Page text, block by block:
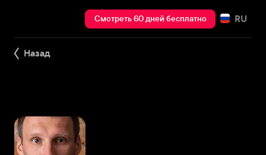
Смотреть 60 дней бесплатно RU
Назад